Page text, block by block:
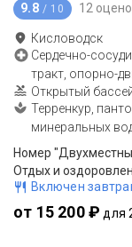
9.8 / 10 12
Кисловодск
Сердечно-
тракт, опорно-
Открытый
Терренкур,
минеральных
Номер
Отдых и
Включен
от 15 200 ₽ для